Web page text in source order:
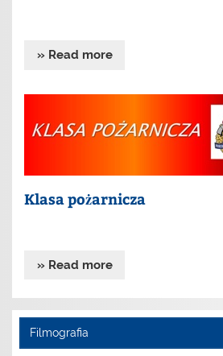
» Read more
Klasa pożarnicza
» Read more
Filmografia